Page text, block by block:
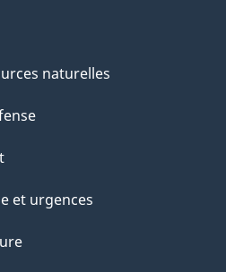
naturelles
et urgences